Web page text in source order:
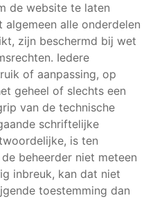
de website te laten
alle onderdelen
zijn beschermd bij wet
Iedere
of aanpassing, op
geheel of slechts een
van de technische
schriftelijke
is ten
beheerder niet meteen
inbreuk, kan dat niet
toestemming dan